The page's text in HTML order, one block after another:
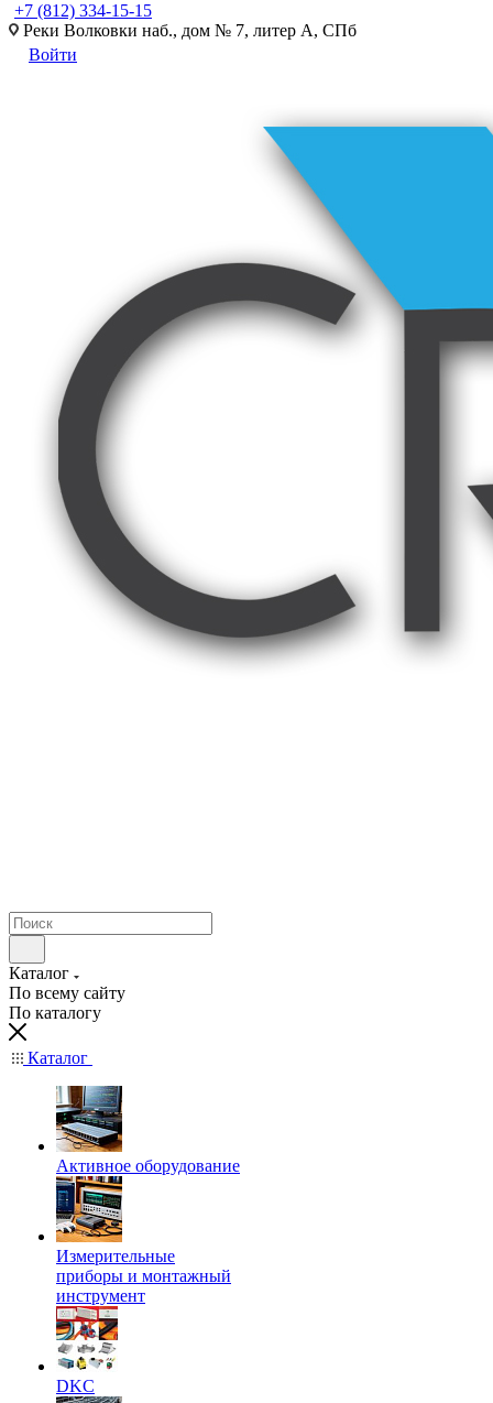
+7 (812) 334-15-15
Реки Волковки наб., дом № 7, литер А, СПб
Войти
Каталог
По всему сайту
По каталогу
Каталог
Активное оборудование
Измерительные
приборы и монтажный
инструмент
DKC